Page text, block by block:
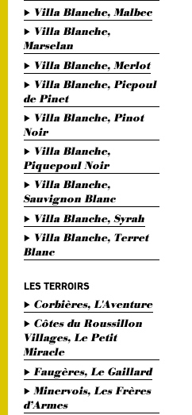
Villa Blanche, Malbec
Villa Blanche,
Marselan
Villa Blanche, Merlot
Villa Blanche, Picpoul
de Pinet
Villa Blanche, Pinot
Noir
Villa Blanche,
Piquepoul Noir
Villa Blanche,
Sauvignon Blanc
Villa Blanche, Syrah
Villa Blanche, Terret
Blanc
LES TERROIRS
Corbières, L'Aventure
Côtes du Roussillon
Villages, Le Petit
Miracle
Faugères, Le Gaillard
Minervois, Les Frères
d’Armes